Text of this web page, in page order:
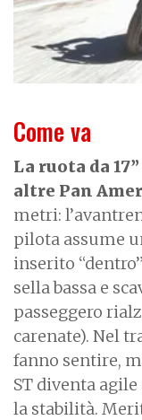
Come va
La ruota da
altre Pan
metri:
pilota assume
inserito
sella bassa e
passeggero
carenate). Nel
fanno sentire,
ST diventa
la stabilità.